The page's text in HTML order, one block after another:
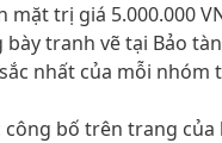
mặt trị giá 5.000.000
tranh vẽ tại Bảo
nhất của mỗi
bố trên trang